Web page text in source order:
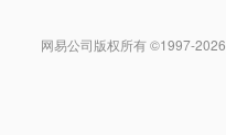
网易公司版权所有 ©1997-2026